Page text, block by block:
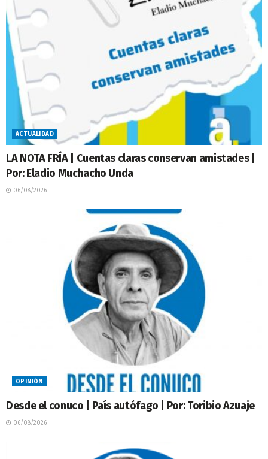
ACTUALIDAD
LA NOTA FRÍA | Cuentas claras conservan amistades |
Por: Eladio Muchacho Unda
06/08/2026
OPINIÓN
Desde el conuco | País autófago | Por: Toribio Azuaje
06/08/2026